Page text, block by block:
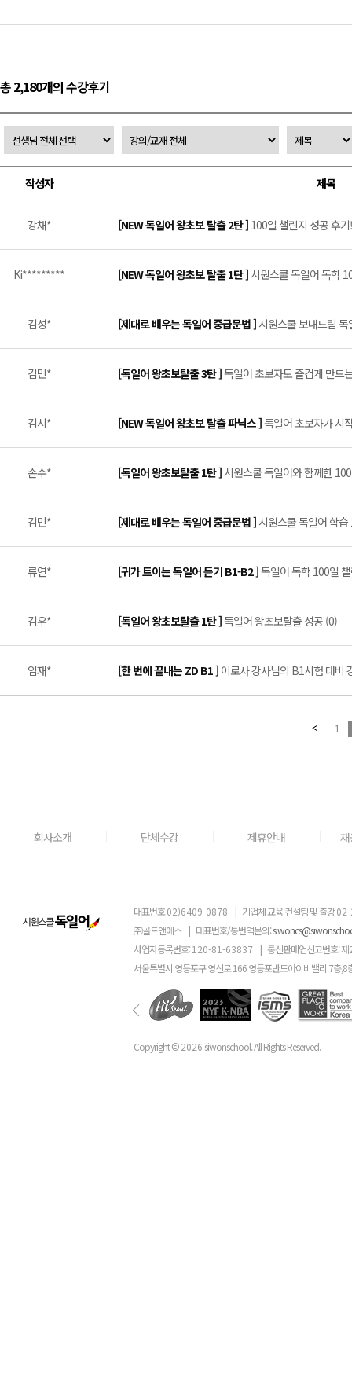
총 2,180개의 수강후기
작성자 제목
강채* [NEW 독일어 왕초보 탈출 2탄 ] 100일 챌린지 성공 후
Ki********* [NEW 독일어 왕초보 탈출 1탄 ]시원스쿨 독일어 독학
김성* [제대로 배우는 독일어 중급문법 ]시원스쿨 보내드림
김민* [독일어 왕초보탈출 3탄 ]독일어 초보자도 즐겁게 만드
김시* [NEW 독일어 왕초보 탈출 파닉스 ]독일어 초보자가 시
손수* [독일어 왕초보탈출 1탄 ]시원스쿨 독일어와 함께한
김민* [제대로 배우는 독일어 중급문법 ]시원스쿨 독일어 학
류연* [귀가 트이는 독일어 듣기 B1-B2 ]독일어 독학 100일
김우* [독일어 왕초보탈출 1탄 ]독일어 왕초보탈출 성공 (0)
임재* [한 번에 끝내는 ZD B1 ] 이로사 강사님의 B1시험 대비
1
회사소개 단체수강 제휴안내
대표번호02)6409-0878 | 기업체 교육 컨설팅 및 출강
㈜골드앤에스 | 대표번호/통번역문의:
사업자등록번호:120-81-63837 | 통신판매업신고번호: 제
서울특별시 영등포구 영신로 166 영등포반도아이비밸리 7층,8
Copyright ©2026 siwonschool. All Rights Reserved.